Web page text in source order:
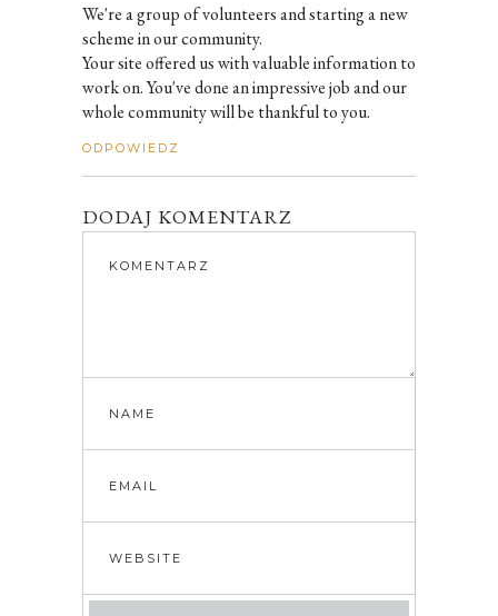
We're a group of volunteers and starting a new
scheme in our community.
Your site offered us with valuable information to
work on. You've done an impressive job and our
whole community will be thankful to you.
ODPOWIEDZ
DODAJ KOMENTARZ